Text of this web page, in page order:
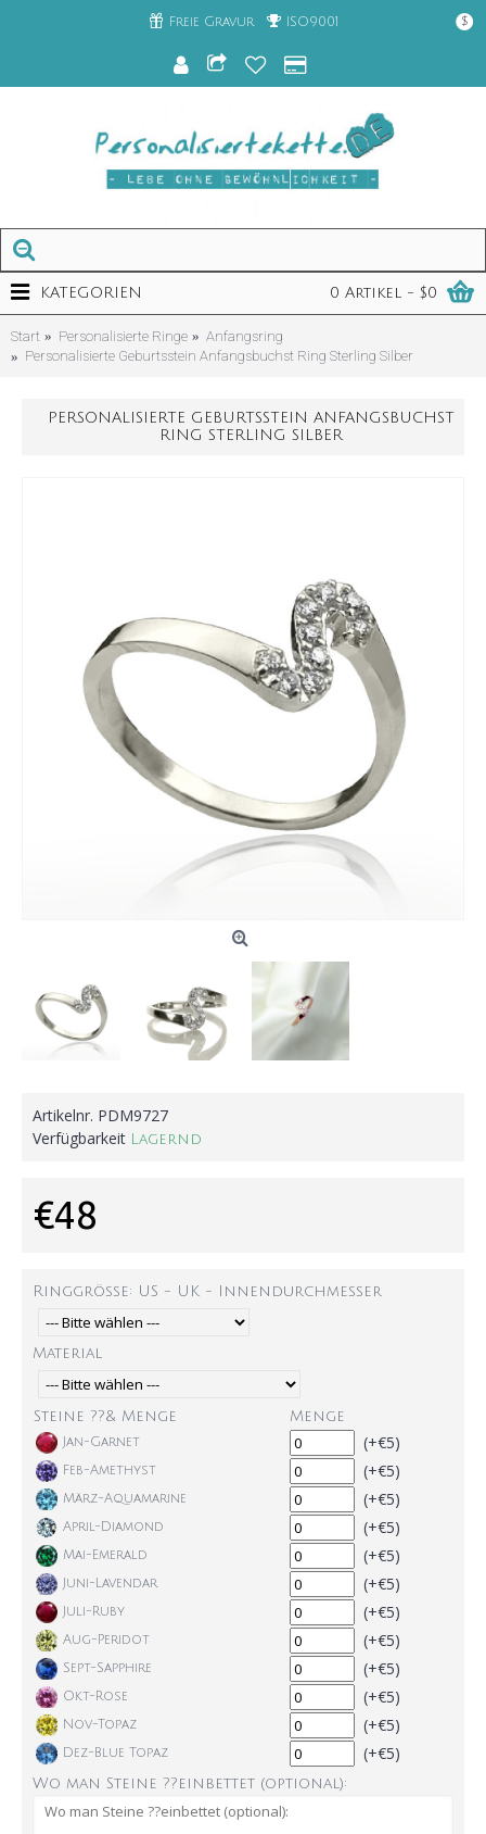
Freie Gravur ISO9001 $
0 Artikel - $0
KATEGORIEN
Start Personalisierte Ringe
Anfangsring
Personalisierte Geburtsstein Anfangsbuchst Ring Sterling Silber
PERSONALISIERTE GEBURTSSTEIN ANFANGSBUCHST
RING STERLING SILBER
Artikelnr. PDM9727
Verfügbarkeit
Lagernd
€48
Ringgröße: US - UK - Innendurchmesser
Material
Steine ??& Menge Menge
Jan-Garnet (+€5)
Feb-Amethyst (+€5)
März-Aquamarine (+€5)
April-Diamond (+€5)
Mai-Emerald (+€5)
Juni-Lavendar (+€5)
Juli-Ruby (+€5)
Aug-Peridot (+€5)
Sept-Sapphire (+€5)
Okt-Rose (+€5)
Nov-Topaz (+€5)
Dez-Blue Topaz (+€5)
Wo man Steine ??einbettet (optional):